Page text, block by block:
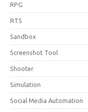
RPG
RTS
Sandbox
Screenshot Tool
Shooter
Simulation
Social Media Automation